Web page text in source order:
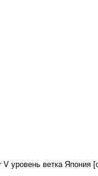
уровень ветка